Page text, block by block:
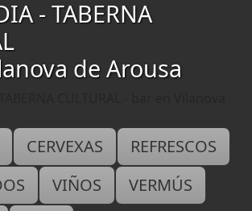
- TABERNA
de Arousa
CERVEXAS
REFRESCOS
VIÑOS
VERMÚS